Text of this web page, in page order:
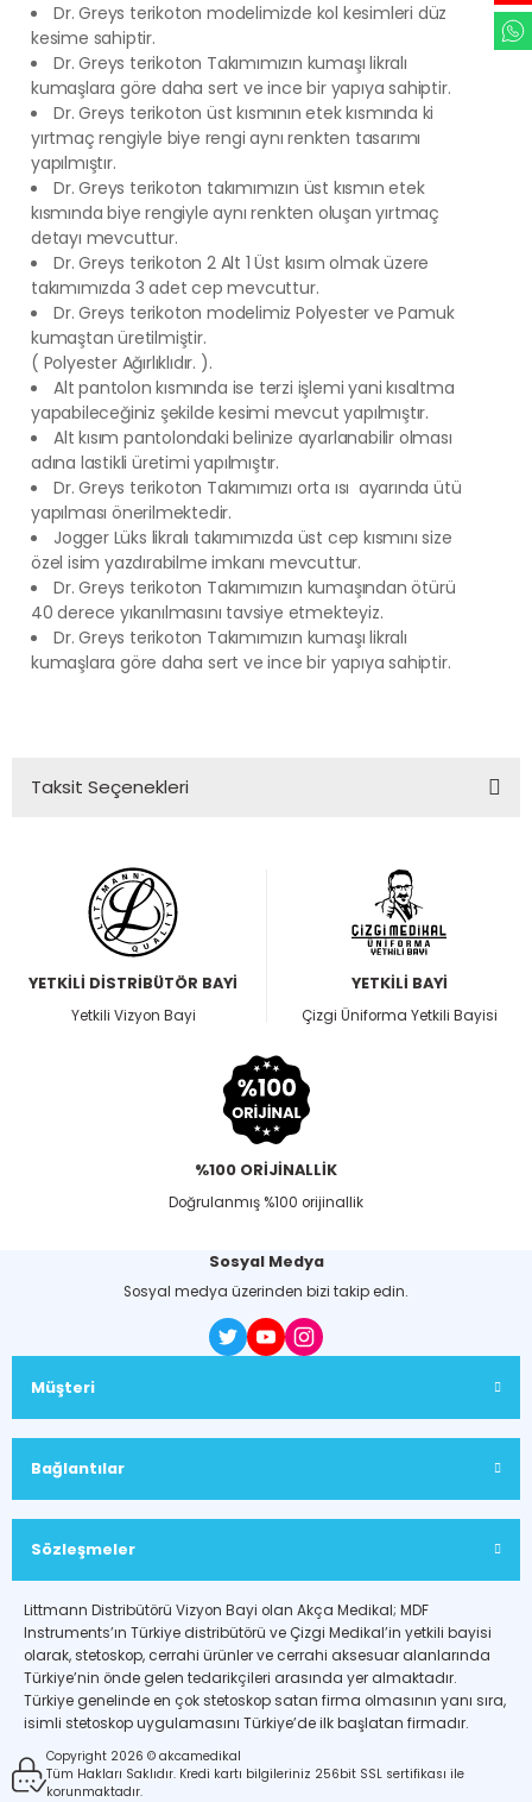
Dr. Greys terikoton modelimizde kol kesimleri düz
kesime sahiptir.
Dr. Greys terikoton Takımımızın kumaşı likralı
kumaşlara göre daha sert ve ince bir yapıya sahiptir.
Dr. Greys terikoton üst kısmının etek kısmında ki
yırtmaç rengiyle biye rengi aynı renkten tasarımı
yapılmıştır.
Dr. Greys terikoton takımımızın üst kısmın etek
kısmında biye rengiyle aynı renkten oluşan yırtmaç
detayı mevcuttur.
Dr. Greys terikoton 2 Alt 1 Üst kısım olmak üzere
takımımızda 3 adet cep mevcuttur.
Dr. Greys terikoton modelimiz Polyester ve Pamuk
kumaştan üretilmiştir.
( Polyester Ağırlıklıdır. ).
Alt pantolon kısmında ise terzi işlemi yani kısaltma
yapabileceğiniz şekilde kesimi mevcut yapılmıştır.
Alt kısım pantolondaki belinize ayarlanabilir olması
adına lastikli üretimi yapılmıştır.
Dr. Greys terikoton Takımımızı orta ısı ayarında ütü
yapılması önerilmektedir.
Jogger Lüks likralı takımımızda üst cep kısmını size
özel isim yazdırabilme imkanı mevcuttur.
Dr. Greys terikoton Takımımızın kumaşından ötürü
40 derece yıkanılmasını tavsiye etmekteyiz.
Dr. Greys terikoton Takımımızın kumaşı likralı
kumaşlara göre daha sert ve ince bir yapıya sahiptir.
Taksit Seçenekleri
YETKİLİ DİSTRİBÜTÖR BAYİ
Yetkili Vizyon Bayi
YETKİLİ BAYİ
Çizgi Üniforma Yetkili Bayisi
%100 ORİJİNALLİK
Doğrulanmış %100 orijinallik
Sosyal Medya
Sosyal medya üzerinden bizi takip edin.
Müşteri
Bağlantılar
Sözleşmeler
Littmann Distribütörü Vizyon Bayi olan Akça Medikal; MDF
Instruments’ın Türkiye distribütörü ve Çizgi Medikal’in yetkili bayisi
olarak, stetoskop, cerrahi ürünler ve cerrahi aksesuar alanlarında
Türkiye’nin önde gelen tedarikçileri arasında yer almaktadır.
Türkiye genelinde en çok stetoskop satan firma olmasının yanı sıra,
isimli stetoskop uygulamasını Türkiye’de ilk başlatan firmadır.
Copyright 2026 © akcamedikal
Tüm Hakları Saklıdır. Kredi kartı bilgileriniz 256bit SSL sertifikası ile
korunmaktadır.